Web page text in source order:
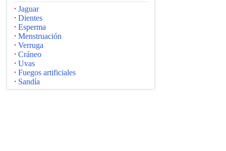
Jaguar
Dientes
Esperma
Menstruación
Verruga
Cráneo
Uvas
Fuegos artificiales
Sandía